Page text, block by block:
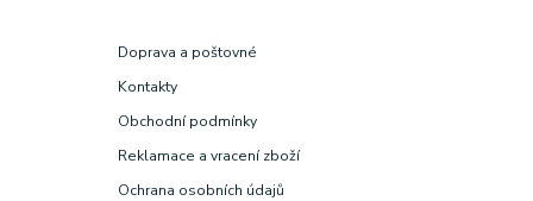
Doprava a poštovné
Kontakty
Obchodní podmínky
Reklamace a vracení zboží
Ochrana osobních údajů